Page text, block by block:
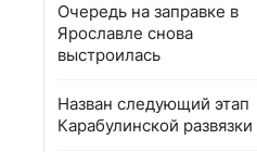
Очередь на заправке в
Ярославле снова
выстроилась
Назван следующий этап
Карабулинской развязки